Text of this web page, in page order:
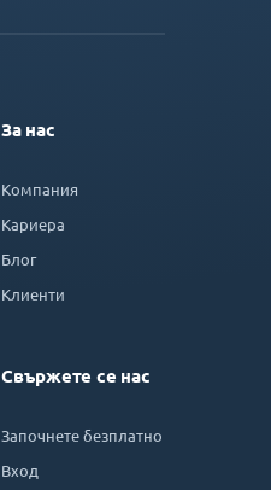
За нас
Компания
Кариера
Блог
Клиенти
Свържете се нас
Започнете безплатно
Вход